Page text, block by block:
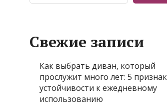
Свежие записи
Как выбрать диван, который
прослужит много лет: 5
устойчивости к ежедневному
использованию